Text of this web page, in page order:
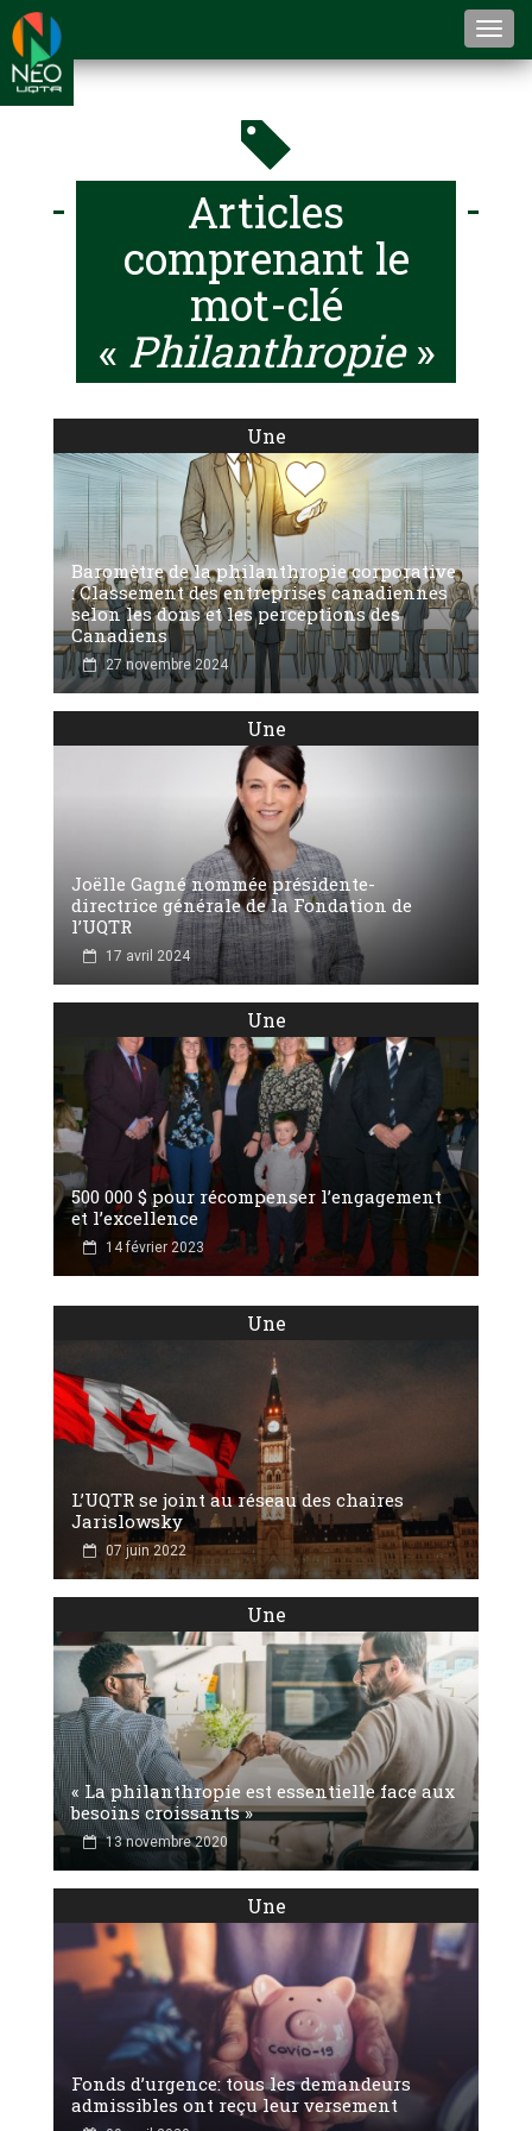
Articles
comprenant le
mot-clé
« Philanthropie»
Une
Baromètre de la philanthropie corporative
: Classement des entreprises canadiennes
selon les dons et les perceptions des
Canadiens
27 novembre 2024
Une
Joëlle Gagné nommée présidente-
directrice générale de la Fondation de
l’UQTR
17 avril 2024
Une
500 000 $ pour récompenser l’engagement
et l’excellence
14 février 2023
Une
L’UQTR se joint au réseau des chaires
Jarislowsky
07 juin 2022
Une
« La philanthropie est essentielle face aux
besoins croissants »
13 novembre 2020
Une
Fonds d’urgence: tous les demandeurs
admissibles ont reçu leur versement